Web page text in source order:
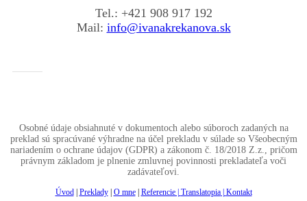
Tel.: +421 908 917 192
Mail: info@ivanakrekanova.sk
Osobné údaje obsiahnuté v dokumentoch alebo súboroch zadaných na
preklad sú spracúvané výhradne na účel prekladu v súlade so Všeobecným
nariadením o ochrane údajov (GDPR) a zákonom č. 18/2018 Z.z., pričom
právnym základom je plnenie zmluvnej povinnosti prekladateľa voči
zadávateľovi.
Úvod| Preklady| O mne| Referencie | Translatopia| Kontakt